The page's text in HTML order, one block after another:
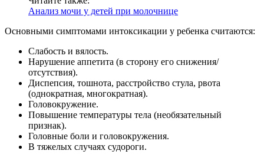
Анализ мочи у детей при молочнице
Основными симптомами интоксикации у ребенка считаются:
Слабость и вялость.
Нарушение аппетита (в сторону его снижения/
отсутствия).
Диспепсия, тошнота, расстройство стула, рвота
(однократная, многократная).
Головокружение.
Повышение температуры тела (необязательный
признак).
Головные боли и головокружения.
В тяжелых случаях судороги.